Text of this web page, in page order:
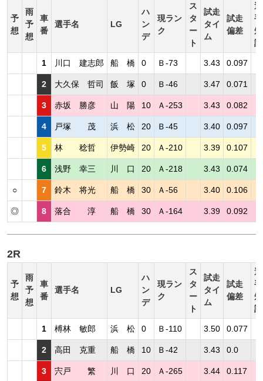
予
想
雨
予
想
車
番
選手名 LG
ハ
ン
デ
現ラン
ク
ス
タ
ー
ト
試走
タイ
ム
試走
偏差
選
手
短
評
1 川口 建志郎 船 橋 0 Ｂ-73 3.43 0.097
2 大久保 哲司 飯 塚 0 Ｂ-46 3.47 0.071
3 赤坂 勝彦 山 陽 10 Ａ-253 3.43 0.082
4 戸塚 茂 浜 松 20 Ｂ-45 3.40 0.097
5 林 稔哲 伊勢崎 20 Ａ-210 3.39 0.107
6 浅野 幸三 川 口 20 Ａ-218 3.43 0.074
○ 7 鈴木 将光 船 橋 30 Ａ-56 3.40 0.106
◎ 8 落合 淳 船 橋 30 Ａ-164 3.39 0.092
2R
予
想
雨
予
想
車
番
選手名 LG
ハ
ン
デ
現ラン
ク
ス
タ
ー
ト
試走
タイ
ム
試走
偏差
選
手
短
評
1 榑林 敏郎 浜 松 0 Ｂ-110 3.50 0.077
2 高田 克重 船 橋 10 Ｂ-42 3.43 0.0
3 宍戸 繁 川 口 20 Ａ-265 3.44 0.117